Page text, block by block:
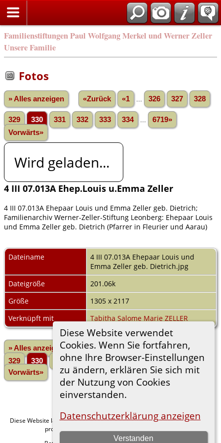
Familienstiftungen Paul Wolfgang Merkel und Werner Zeller
Unsere Familie
Diese Website verwendet
Cookies. Wenn Sie fortfahren,
ohne Ihre Browser-Einstellungen
zu ändern, erklären Sie sich mit
der Nutzung von Cookies
einverstanden.
Datenschutzerklärung anzeigen
Verstanden
Fotos
» Alles anzeigen «Zurück «1 326 327 328
329 330 331 332 333 334
6719»
Vorwärts»
Wird geladen...
4 III 07.013A Ehep.Louis u.Emma Zeller
4 III 07.013A Ehepaar Louis und Emma Zeller geb. Dietrich;
Familienarchiv Werner-Zeller-Stiftung Leonberg: Ehepaar Louis
und Emma Zeller geb. Dietrich (Pfarrer in Fleurier und Aarau)
Dateiname
4 III 07.013A Ehepaar Louis und
Emma Zeller geb. Dietrich.jpg
Dateigröße
201.06k
Größe
1305 x 2117
Verknüpft mit
Tabitha Salome Marie ZELLER
» Alles anzeigen «Zurück «1 ... 326 327
329
330 331 332 333 334 ...
6719»
Vorwärts»
Diese Website läuft mitThe Next Generation of Genealogy Sitebuildingv. 15.0.1,
programmiert von Darrin Lythgoe © 2001-2026.